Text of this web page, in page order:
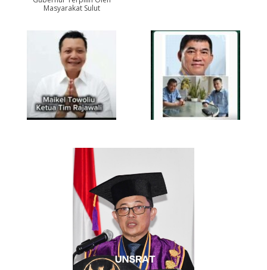
Masyarakat Sulut